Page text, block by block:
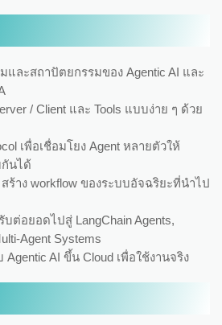
และสถาปัตยกรรมของ Agentic AI และ
/ Client และ Tools แบบง่าย ๆ ด้วย
เพื่อเชื่อมโยง Agent หลายตัวให้
นได้
ร้าง workflow ของระบบอัจฉริยะที่นำไป
ต่อยอดไปสู่ LangChain Agents,
Agent Systems
Agentic AI ขึ้น Cloud เพื่อใช้งานจริง